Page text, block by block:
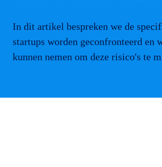
In dit artikel bespreken we de
startups worden geconfronteerd en
kunnen nemen om deze risico's te